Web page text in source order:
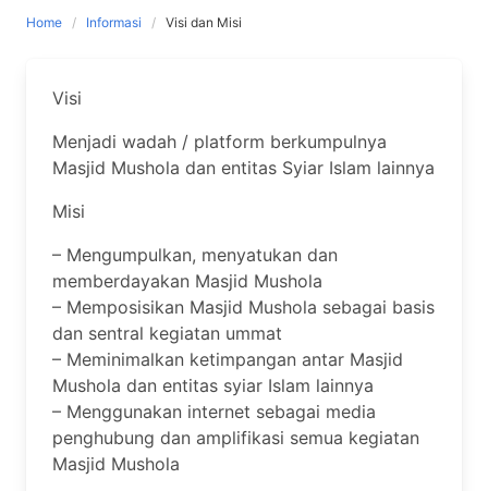
Home Informasi Visi dan Misi
Visi
Menjadi wadah / platform berkumpulnya
Masjid Mushola dan entitas Syiar Islam lainnya
Misi
– Mengumpulkan, menyatukan dan
memberdayakan Masjid Mushola
– Memposisikan Masjid Mushola sebagai basis
dan sentral kegiatan ummat
– Meminimalkan ketimpangan antar Masjid
Mushola dan entitas syiar Islam lainnya
– Menggunakan internet sebagai media
penghubung dan amplifikasi semua kegiatan
Masjid Mushola